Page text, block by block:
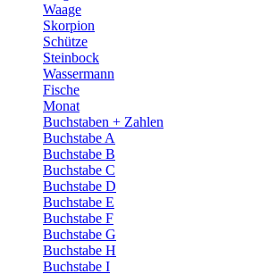
Waage
Skorpion
Schütze
Steinbock
Wassermann
Fische
Monat
Buchstaben + Zahlen
Buchstabe A
Buchstabe B
Buchstabe C
Buchstabe D
Buchstabe E
Buchstabe F
Buchstabe G
Buchstabe H
Buchstabe I